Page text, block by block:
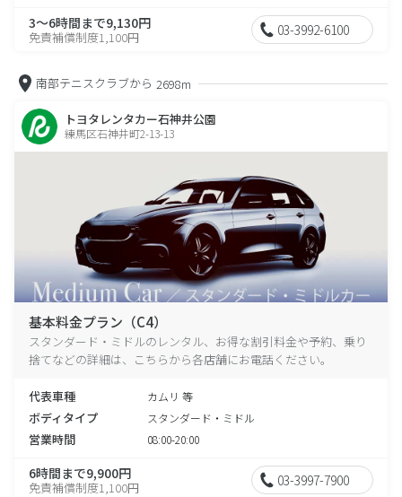
3～6時間まで9,130円
免責補償制度1,100円 03-3992-6100
南部テニスクラブから 2698m
トヨタレンタカー石神井公園
練馬区石神井町2-13-13
基本料金プラン（C4）
スタンダード・ミドルのレンタル、お得な割引料金や予約、乗り
捨てなどの詳細は、こちらから各店舗にお電話ください。
代表車種 カムリ 等
ボディタイプ スタンダード・ミドル
営業時間 08:00-20:00
6時間まで9,900円
免責補償制度1,100円 03-3997-7900